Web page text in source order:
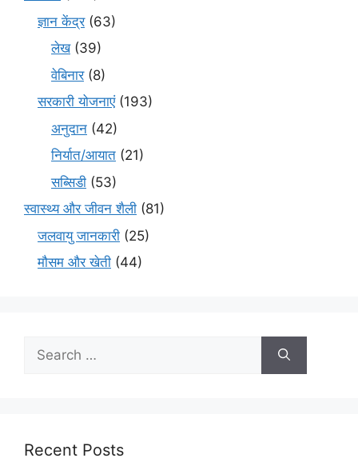
ज्ञान केंद्र(63)
लेख(39)
वेबिनार(8)
सरकारी योजनाएं(193)
अनुदान (42)
निर्यात/आयात (21)
सब्सिडी (53)
स्वास्थ्य और जीवन शैली (81)
जलवायु जानकारी (25)
मौसम और खेती (44)
Recent Posts